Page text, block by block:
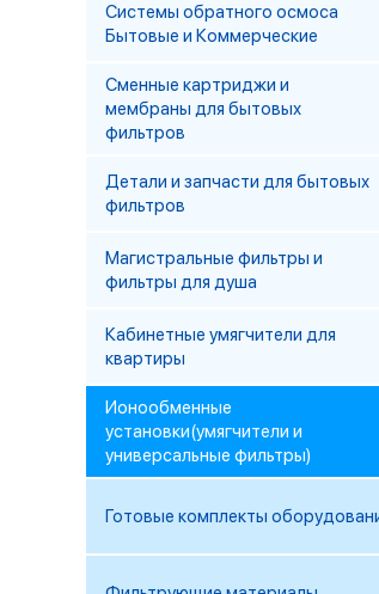
Системы обратного осмоса
Бытовые и Коммерческие
Сменные картриджи и
мембраны для бытовых
фильтров
Детали и запчасти для бытовых
фильтров
Магистральные фильтры и
фильтры для душа
Кабинетные умягчители для
квартиры
Ионообменные
установки(умягчители и
универсальные фильтры)
Готовые комплекты